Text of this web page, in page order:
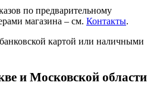
по предварительному
магазина – см. Контакты.
картой или наличными
и Московской области